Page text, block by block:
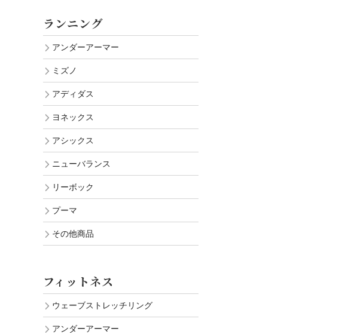
ランニング
アンダーアーマー
ミズノ
アディダス
ヨネックス
アシックス
ニューバランス
リーボック
プーマ
その他商品
フィットネス
ウェーブストレッチリング
アンダーアーマー